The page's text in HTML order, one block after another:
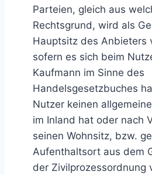
Parteien, gleich aus
Rechtsgrund, wird als
Hauptsitz des Anbieters
sofern es sich beim
Kaufmann im Sinne des
Handelsgesetzbuches
Nutzer keinen
im Inland hat oder nach
seinen Wohnsitz, bzw.
Aufenthaltsort aus dem
der Zivilprozessordnung